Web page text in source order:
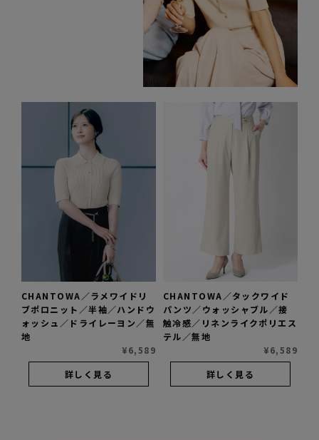
CHANTOWA／ラメワイドリ
ブポロニット／半袖／ハンドウ
ォッシュ／ドライレーヨン／無
地
¥6,589
詳しく見る
CHANTOWA／タックワイド
パンツ／ウォッシャブル／接
触冷感／リネンライクポリエス
テル／無地
¥6,589
詳しく見る